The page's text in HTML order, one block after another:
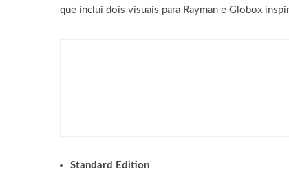
que inclui dois visuais para Rayman e Globox
Standard Edition